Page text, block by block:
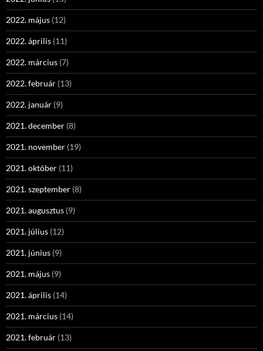
2022. május (12)
2022. április (11)
2022. március (7)
2022. február (13)
2022. január (9)
2021. december (8)
2021. november (19)
2021. október (11)
2021. szeptember (8)
2021. augusztus (9)
2021. július (12)
2021. június (9)
2021. május (9)
2021. április (14)
2021. március (14)
2021. február (13)